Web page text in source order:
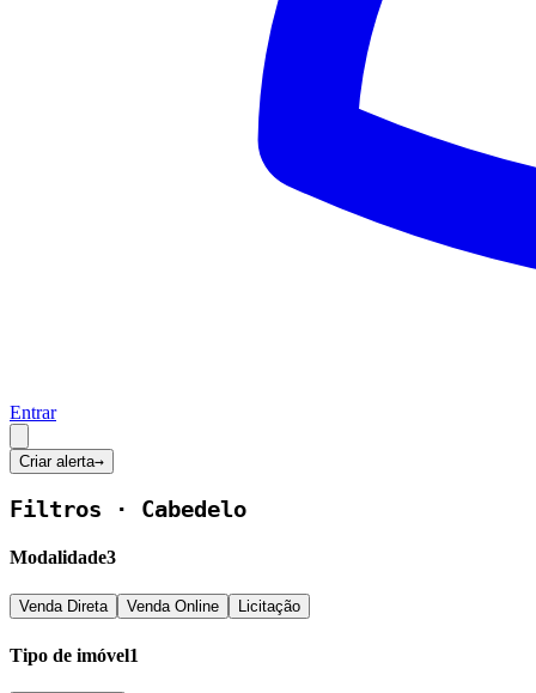
Entrar
Criar alerta→
Filtros · Cabedelo
Modalidade3
Venda Direta Venda Online Licitação
Tipo de imóvel1